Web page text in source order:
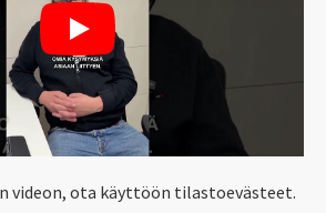
videon, ota käyttöön tilastoevästeet.